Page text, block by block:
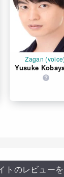
Zagan (voice)
Yusuke
トのレビュー